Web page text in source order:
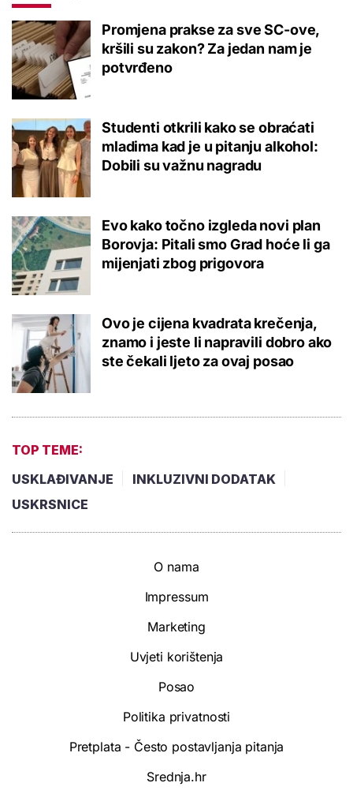
Promjena prakse za sve SC-ove,
kršili su zakon? Za jedan nam je
potvrđeno
Studenti otkrili kako se obraćati
mladima kad je u pitanju alkohol:
Dobili su važnu nagradu
Evo kako točno izgleda novi plan
Borovja: Pitali smo Grad hoće li ga
mijenjati zbog prigovora
Ovo je cijena kvadrata krečenja,
znamo i jeste li napravili dobro ako
ste čekali ljeto za ovaj posao
TOP TEME:
USKLAĐIVANJE
INKLUZIVNI DODATAK
USKRSNICE
O nama
Impressum
Marketing
Uvjeti korištenja
Posao
Politika privatnosti
Pretplata - Često postavljanja pitanja
Srednja.hr